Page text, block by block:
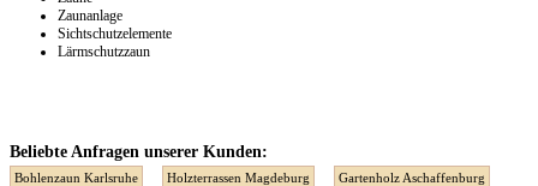
Zaunanlage
Sichtschutzelemente
Lärmschutzzaun
Beliebte Anfragen unserer Kunden:
Bohlenzaun Karlsruhe Holzterrassen Magdeburg Gartenholz Aschaffenburg